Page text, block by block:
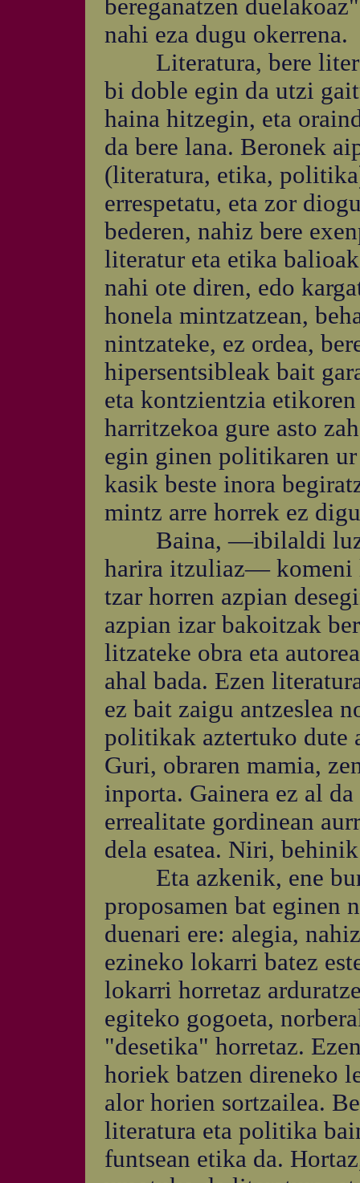
bereganatzen
nahi eza dugu okerrena.
Literatura, bere
bi doble egin da utzi
haina hitzegin, eta
da bere lana. Beronek
(literatura, etika,
errespetatu, eta zor
bederen, nahiz bere
literatur eta etika
nahi ote diren, edo
honela mintzatzean,
nintzateke, ez ordea,
hipersentsibleak bait
eta kontzientzia
harritzekoa gure asto
egin ginen politikaren
kasik beste inora
mintz arre horrek ez
Baina, —ibilaldi
harira itzuliaz— komeni
tzar horren azpian
azpian izar bakoitzak
litzateke obra eta
ahal bada. Ezen
ez bait zaigu antzeslea
politikak aztertuko dute
Guri, obraren mamia,
inporta. Gainera ez al
errealitate gordinean
dela esatea. Niri,
Eta azkenik, ene
proposamen bat eginen
duenari ere: alegia,
ezineko lokarri batez
lokarri horretaz
egiteko gogoeta,
"desetika" horretaz.
horiek batzen direneko
alor horien sortzailea.
literatura eta politika
funtsean etika da.